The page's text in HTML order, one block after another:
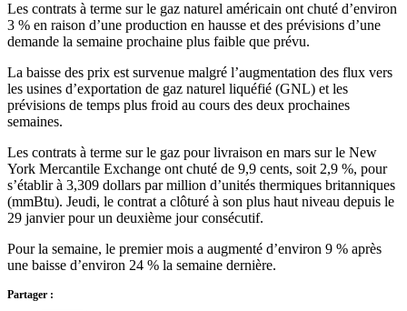
Les contrats à terme sur le gaz naturel américain ont chuté d’environ
3 % en raison d’une production en hausse et des prévisions d’une
demande la semaine prochaine plus faible que prévu.
La baisse des prix est survenue malgré l’augmentation des flux vers
les usines d’exportation de gaz naturel liquéfié (GNL) et les
prévisions de temps plus froid au cours des deux prochaines
semaines.
Les contrats à terme sur le gaz pour livraison en mars sur le New
York Mercantile Exchange ont chuté de 9,9 cents, soit 2,9 %, pour
s’établir à 3,309 dollars par million d’unités thermiques britanniques
(mmBtu). Jeudi, le contrat a clôturé à son plus haut niveau depuis le
29 janvier pour un deuxième jour consécutif.
Pour la semaine, le premier mois a augmenté d’environ 9 % après
une baisse d’environ 24 % la semaine dernière.
Partager :